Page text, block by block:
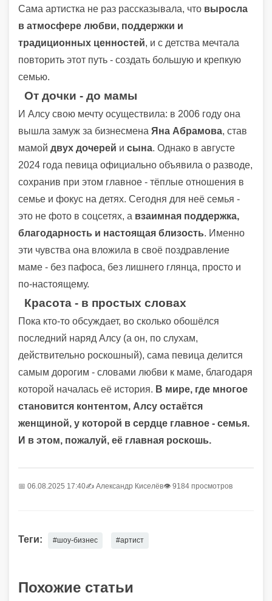
Сама артистка не раз рассказывала, что выросла
в атмосфере любви, поддержки и
традиционных ценностей, и с детства мечтала
повторить этот путь - создать большую и крепкую
семью.
От дочки - до мамы
И Алсу свою мечту осуществила: в 2006 году она
вышла замуж за бизнесмена Яна Абрамова, став
мамой двух дочерей и сына. Однако в августе
2024 года певица официально объявила о разводе,
сохранив при этом главное - тёплые отношения в
семье и фокус на детях. Сегодня для неё семья -
это не фото в соцсетях, а взаимная поддержка,
благодарность и настоящая близость. Именно
эти чувства она вложила в своё поздравление
маме - без пафоса, без лишнего глянца, просто и
по-настоящему.
Красота - в простых словах
Пока кто-то обсуждает, во сколько обошёлся
последний наряд Алсу (а он, по слухам,
действительно роскошный), сама певица делится
самым дорогим - словами любви к маме, благодаря
которой началась её история. В мире, где многое
становится контентом, Алсу остаётся
женщиной, у которой в сердце главное - семья.
И в этом, пожалуй, её главная роскошь.
📅 06.08.2025 17:40✍️ Александр Киселёв👁 9184 просмотров
Теги: #шоу-бизнес #артист
Похожие статьи